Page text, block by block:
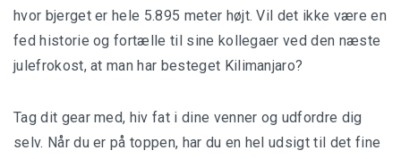
Safari Sydafrika
Tanzania
Rejser til Tanzania
hvor bjerget er hele 5.895 meter højt. Vil det ikke være en
fed historie og fortælle til sine kollegaer ved den næste
julefrokost, at man har besteget Kilimanjaro?
Tag dit gear med, hiv fat i dine venner og udfordre dig
selv. Når du er på toppen, har du en hel udsigt til det fine